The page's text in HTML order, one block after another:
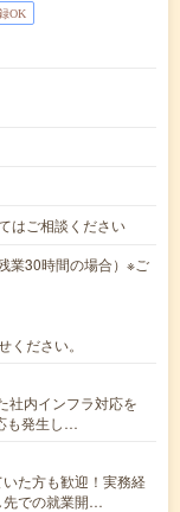
OK
はご相談ください
業30時間の場合）※ご
ださい。
社内インフラ対応を
も発生し…
た方も歓迎！実務経
先での就業開…